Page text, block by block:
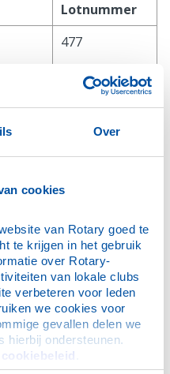
Over
cookies
van Rotary goed te
te krijgen in het gebruik
over Rotary-
van lokale clubs
verbeteren voor leden
we cookies voor
gevallen delen we
hierbij ondersteunen.
cookiebeleid
Lotnummer
477
bij
1564 + 514
in
913 + 1238 +
1213
1252 + 806